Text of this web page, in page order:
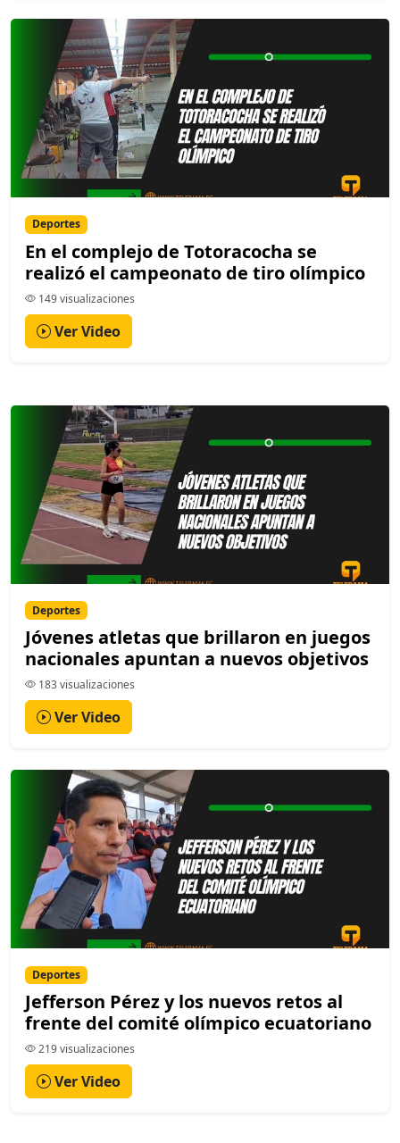
Deportes
En el complejo de Totoracocha se
realizó el campeonato de tiro olímpico
149 visualizaciones
Ver Video
Deportes
Jóvenes atletas que brillaron en juegos
nacionales apuntan a nuevos objetivos
183 visualizaciones
Ver Video
Deportes
Jefferson Pérez y los nuevos retos al
frente del comité olímpico ecuatoriano
219 visualizaciones
Ver Video